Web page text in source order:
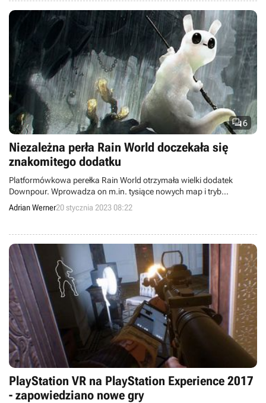
6
Niezależna perła Rain World doczekała się
znakomitego dodatku
Platformówkowa perełka Rain World otrzymała wielki dodatek
Downpour. Wprowadza on m.in. tysiące nowych map i tryb
kooperacyjny.
Adrian Werner20 stycznia 2023 08:22
PlayStation VR na PlayStation Experience 2017
- zapowiedziano nowe gry